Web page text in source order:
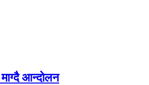
माग्दै आन्दोलन